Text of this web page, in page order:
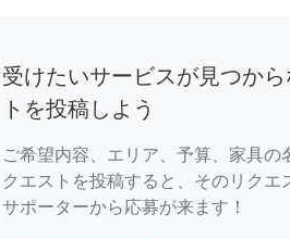
受けたいサービスが見つか
トを投稿しよう
ご希望内容、エリア、予算、家具の
クエストを投稿すると、そのリクエ
サポーターから応募が来ます！